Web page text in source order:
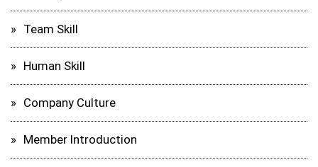
Team Skill
Human Skill
Company Culture
Member Introduction